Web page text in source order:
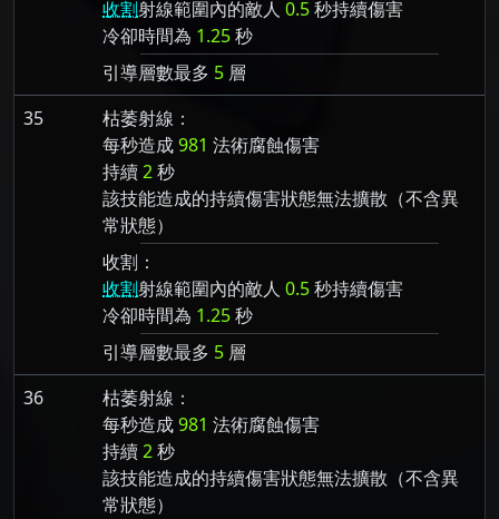
收割射線範圍內的敵人 0.5秒持續傷害
冷卻時間為 1.25秒
引導層數最多 5 層
35
枯萎射線：
每秒造成981 法術腐蝕傷害
持續2秒
該技能造成的持續傷害狀態無法擴散（不含異
常狀態）
收割：
收割射線範圍內的敵人 0.5秒持續傷害
冷卻時間為 1.25秒
引導層數最多 5 層
36
枯萎射線：
每秒造成981 法術腐蝕傷害
持續2秒
該技能造成的持續傷害狀態無法擴散（不含異
常狀態）